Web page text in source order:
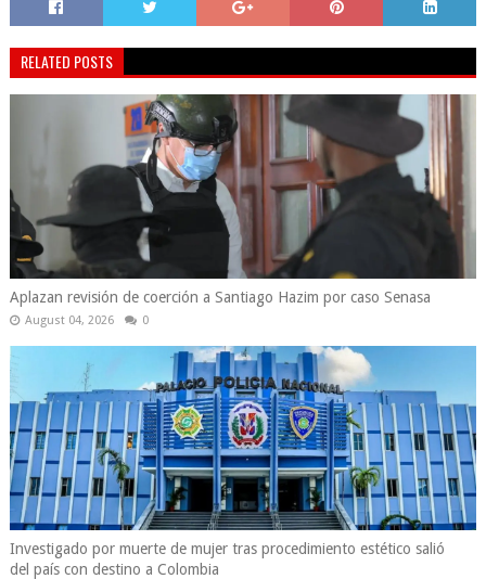
RELATED POSTS
Aplazan revisión de coerción a Santiago Hazim por caso Senasa
August 04, 2026 0
Investigado por muerte de mujer tras procedimiento estético salió
del país con destino a Colombia